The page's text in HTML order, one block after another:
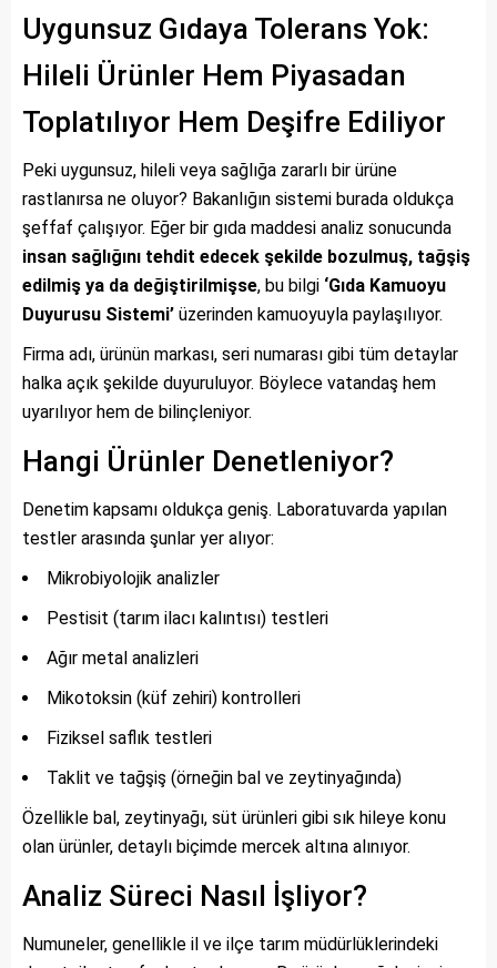
Uygunsuz Gıdaya Tolerans Yok:
Hileli Ürünler Hem Piyasadan
Toplatılıyor Hem Deşifre Ediliyor
Peki uygunsuz, hileli veya sağlığa zararlı bir ürüne
rastlanırsa ne oluyor? Bakanlığın sistemi burada oldukça
şeffaf çalışıyor. Eğer bir gıda maddesi analiz sonucunda
insan sağlığını tehdit edecek şekilde bozulmuş, tağşiş
edilmiş ya da değiştirilmişse, bu bilgi ‘Gıda Kamuoyu
Duyurusu Sistemi’ üzerinden kamuoyuyla paylaşılıyor.
Firma adı, ürünün markası, seri numarası gibi tüm detaylar
halka açık şekilde duyuruluyor. Böylece vatandaş hem
uyarılıyor hem de bilinçleniyor.
Hangi Ürünler Denetleniyor?
Denetim kapsamı oldukça geniş. Laboratuvarda yapılan
testler arasında şunlar yer alıyor:
Mikrobiyolojik analizler
Pestisit (tarım ilacı kalıntısı) testleri
Ağır metal analizleri
Mikotoksin (küf zehiri) kontrolleri
Fiziksel saflık testleri
Taklit ve tağşiş (örneğin bal ve zeytinyağında)
Özellikle bal, zeytinyağı, süt ürünleri gibi sık hileye konu
olan ürünler, detaylı biçimde mercek altına alınıyor.
Analiz Süreci Nasıl İşliyor?
Numuneler, genellikle il ve ilçe tarım müdürlüklerindeki